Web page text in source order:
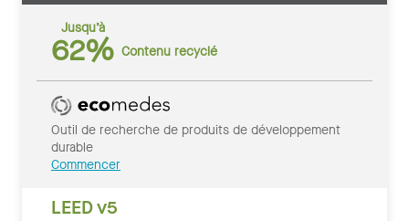
Jusqu’à
62% Contenu recyclé
Outil de recherche de produits de développement
durable
Commencer
LEED v5